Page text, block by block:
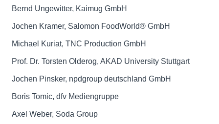
Bernd Ungewitter, Kaimug GmbH
Jochen Kramer, Salomon FoodWorld® GmbH
Michael Kuriat, TNC Production GmbH
Prof. Dr. Torsten Olderog, AKAD University Stuttgart
Jochen Pinsker, npdgroup deutschland GmbH
Boris Tomic, dfv Mediengruppe
Axel Weber, Soda Group